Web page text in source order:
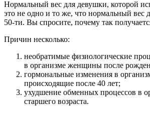
Нормальный вес для девушки, которой
это не одно и то же, что нормальный
50-ти. Вы спросите, почему так
Причин несколько:
необратимые физиологические
в организме женщины после
гормональные изменения в
происходящие после 40 лет;
ухудшение обменных процессов в
старшего возраста.